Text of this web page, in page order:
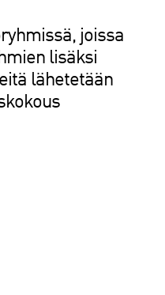
joissa
lisäksi
lähetetään